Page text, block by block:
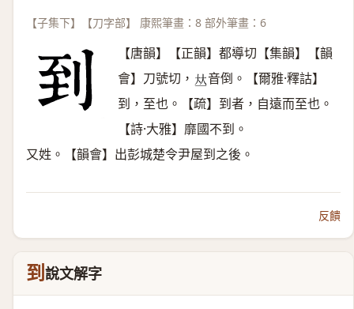
【子集下】【刀字部】 康熙筆畫：8 部外筆畫：6
【唐韻】【正韻】都導切【集韻】【韻
會】刀號切， 𠀤音倒。【爾雅·釋詁】
到，至也。【疏】到者，自遠而至也。
【詩·大雅】靡國不到。
又姓。【韻會】出彭城楚令尹屋到之後。
反饋
到 說文解字